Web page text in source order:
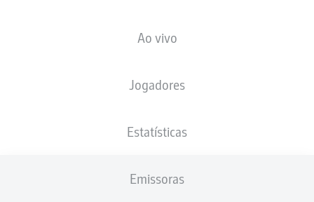
Ao vivo
Jogadores
Estatísticas
Emissoras
Felix Zwayer